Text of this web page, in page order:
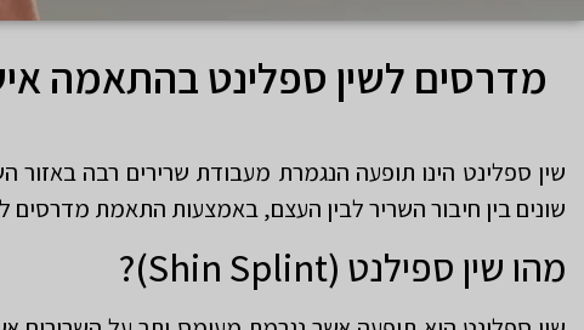
מדרסים לשין ספלינט בהתאמה
שין ספלינט הינו תופעה הנגמרת מעבודת שרירים רבה באזור
שונים בין חיבור השריר לבין העצם, באמצעות התאמת
מהו שין ספילנט (Shin Splint)?